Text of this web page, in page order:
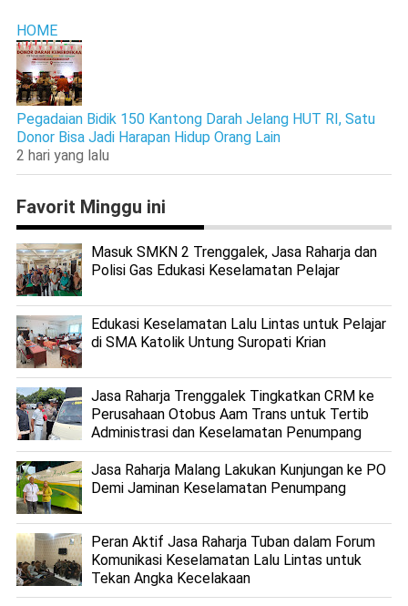
HOME
Pegadaian Bidik 150 Kantong Darah Jelang HUT RI, Satu
Donor Bisa Jadi Harapan Hidup Orang Lain
2 hari yang lalu
Favorit Minggu ini
Masuk SMKN 2 Trenggalek, Jasa Raharja dan
Polisi Gas Edukasi Keselamatan Pelajar
Edukasi Keselamatan Lalu Lintas untuk Pelajar
di SMA Katolik Untung Suropati Krian
Jasa Raharja Trenggalek Tingkatkan CRM ke
Perusahaan Otobus Aam Trans untuk Tertib
Administrasi dan Keselamatan Penumpang
Jasa Raharja Malang Lakukan Kunjungan ke PO
Demi Jaminan Keselamatan Penumpang
Peran Aktif Jasa Raharja Tuban dalam Forum
Komunikasi Keselamatan Lalu Lintas untuk
Tekan Angka Kecelakaan